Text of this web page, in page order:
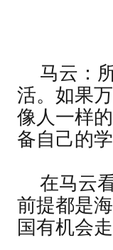
马云：
活。如果
像人一样
备自己的
在马云
前提都是
国有机会